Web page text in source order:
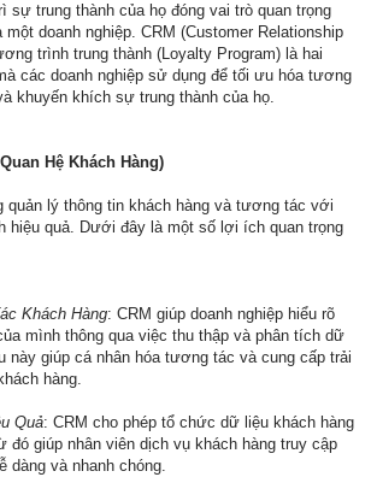
sự trung thành của họ đóng vai trò quan trọng
một doanh nghiệp. CRM (Customer Relationship
trình trung thành (Loyalty Program) là hai
các doanh nghiệp sử dụng để tối ưu hóa tương
khuyến khích sự trung thành của họ.
Hệ Khách Hàng)
quản lý thông tin khách hàng và tương tác với
hiệu quả. Dưới đây là một số lợi ích quan trọng
Khách Hàng: CRM giúp doanh nghiệp hiểu rõ
mình thông qua việc thu thập và phân tích dữ
này giúp cá nhân hóa tương tác và cung cấp trải
hàng.
Quả: CRM cho phép tổ chức dữ liệu khách hàng
đó giúp nhân viên dịch vụ khách hàng truy cập
dàng và nhanh chóng.